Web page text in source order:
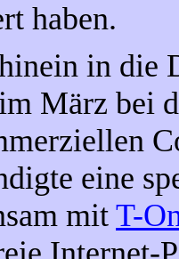
haben.
in die
März bei
eine
mit T-